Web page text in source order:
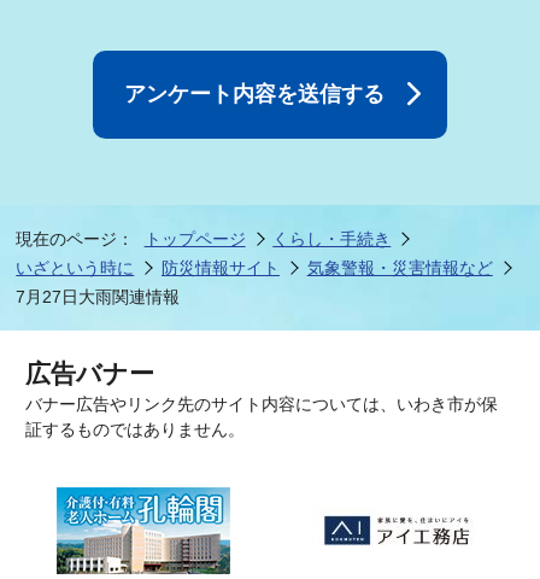
現在のページ： トップページ
くらし・手続き
いざという時に
防災情報サイト
気象警報・災害情報など
7月27日大雨関連情報
広告バナー
バナー広告やリンク先のサイト内容については、いわき市が保
証するものではありません。